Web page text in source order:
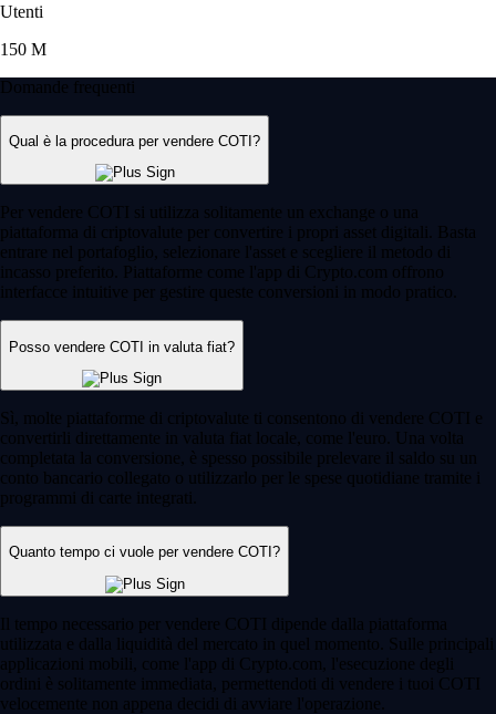
Utenti
150 M
Domande frequenti
Qual è la procedura per vendere COTI?
Per vendere COTI si utilizza solitamente un exchange o una
piattaforma di criptovalute per convertire i propri asset digitali. Basta
entrare nel portafoglio, selezionare l'asset e scegliere il metodo di
incasso preferito. Piattaforme come l'app di Crypto.com offrono
interfacce intuitive per gestire queste conversioni in modo pratico.
Posso vendere COTI in valuta fiat?
Sì, molte piattaforme di criptovalute ti consentono di vendere COTI e
convertirli direttamente in valuta fiat locale, come l'euro. Una volta
completata la conversione, è spesso possibile prelevare il saldo su un
conto bancario collegato o utilizzarlo per le spese quotidiane tramite i
programmi di carte integrati.
Quanto tempo ci vuole per vendere COTI?
Il tempo necessario per vendere COTI dipende dalla piattaforma
utilizzata e dalla liquidità del mercato in quel momento. Sulle principali
applicazioni mobili, come l'app di Crypto.com, l'esecuzione degli
ordini è solitamente immediata, permettendoti di vendere i tuoi COTI
velocemente non appena decidi di avviare l'operazione.